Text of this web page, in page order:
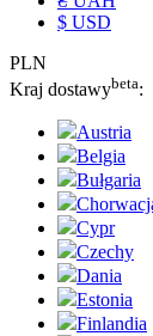
$ USD
PLN
Kraj dostawybeta:
Austria
Belgia
Bułgaria
Cypr
Czechy
Dania
Estonia
Finlandia